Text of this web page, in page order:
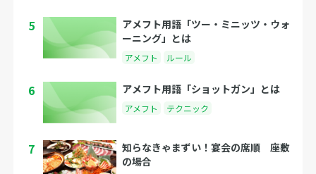
5
アメフト用語「ツー・ミニッツ・ウォ
ーニング」とは
アメフト ルール
6 アメフト用語「ショットガン」とは
アメフト テクニック
7
知らなきゃまずい！宴会の席順 座敷
の場合